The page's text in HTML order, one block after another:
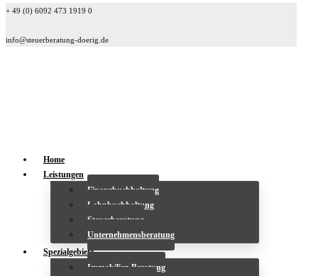
+ 49 (0) 6092 473 1919 0
info@steuerberatung-doerig.de
Home
Leistungen
Finanzbuchhaltung
Lohnbuchhaltung
Steuerberatung
Unternehmensberatung
Spezialgebiete
Immobilien Beratung